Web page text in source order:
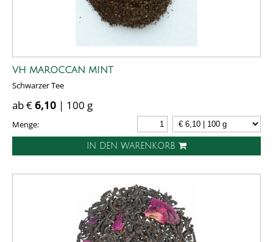
VH MAROCCAN MINT
Schwarzer Tee
ab €6,10 | 100 g
Menge:
IN DEN WARENKORB